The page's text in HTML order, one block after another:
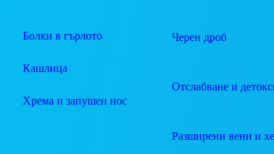
Болки в гърлото
Кашлица
Хрема и запушен нос
Черен дроб
Отслабване и
Разширени вени и